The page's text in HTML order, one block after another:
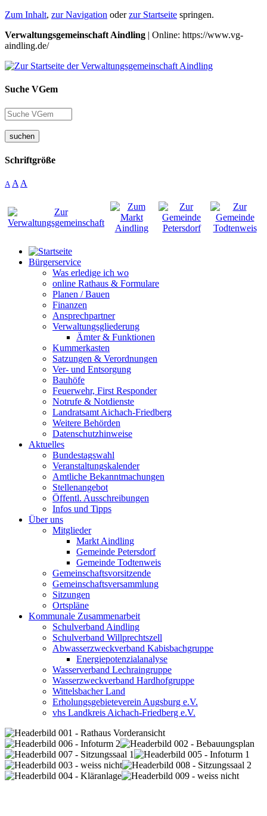
Zum Inhalt, zur Navigation oderzur Startseite springen.
Verwaltungsgemeinschaft Aindling | Online: https://www.vg-
aindling.de/
Suche VGem
suchen
Schriftgröße
A A A
Bürgerservice
Was erledige ich wo
online Rathaus & Formulare
Planen / Bauen
Finanzen
Ansprechpartner
Verwaltungsgliederung
Ämter & Funktionen
Kummerkasten
Satzungen & Verordnungen
Ver- und Entsorgung
Bauhöfe
Feuerwehr, First Responder
Notrufe & Notdienste
Landratsamt Aichach-Friedberg
Weitere Behörden
Datenschutzhinweise
Aktuelles
Bundestagswahl
Veranstaltungskalender
Amtliche Bekanntmachungen
Stellenangebot
Öffentl. Ausschreibungen
Infos und Tipps
Über uns
Mitglieder
Markt Aindling
Gemeinde Petersdorf
Gemeinde Todtenweis
Gemeinschaftsvorsitzende
Gemeinschaftsversammlung
Sitzungen
Ortspläne
Kommunale Zusammenarbeit
Schulverband Aindling
Schulverband Willprechtszell
Abwasserzweckverband Kabisbachgruppe
Energiepotenzialanalyse
Wasserverband Lechraingruppe
Wasserzweckverband Hardhofgruppe
Wittelsbacher Land
Erholungsgebieteverein Augsburg e.V.
vhs Landkreis Aichach-Friedberg e.V.